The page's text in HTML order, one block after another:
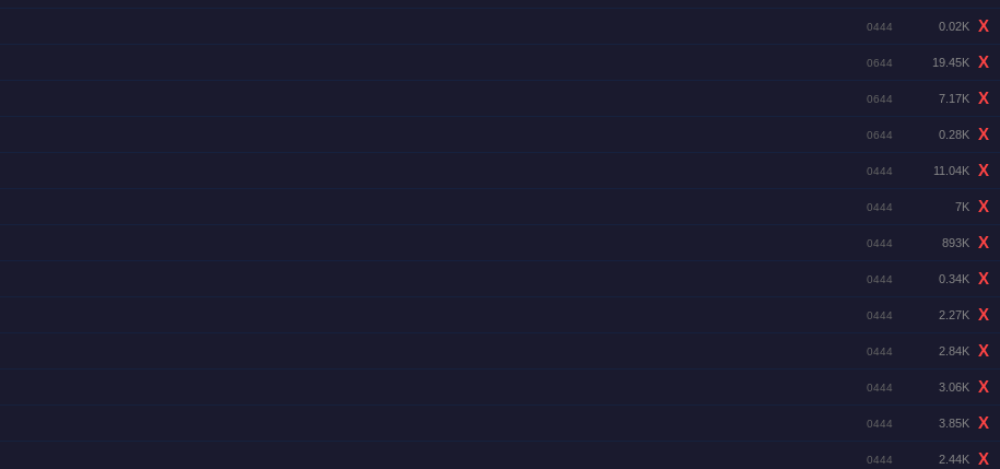
0444 0.02K
X
0644 19.45K
X
0644 7.17K
X
0644 0.28K
X
0444 11.04K
X
0444 7K
X
0444 893K
X
0444 0.34K
X
0444 2.27K
X
0444 2.84K
X
0444 3.06K
X
0444 3.85K
X
0444 2.44K
X